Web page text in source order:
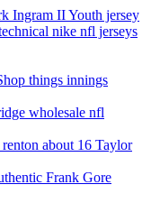
Ingram II Youth jersey
nike nfl jerseys
things innings
wholesale nfl
about 16 Taylor
Frank Gore